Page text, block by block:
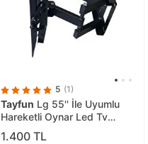
5 (1)
Tayfun Lg 55'' İle Uyumlu
Hareketli Oynar Led Tv
Asma Askı Aparatı
1.400 TL